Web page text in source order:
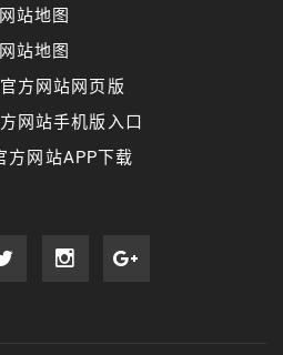
网站地图
网站地图
方网站网页版
网站手机版入口
方网站APP下载